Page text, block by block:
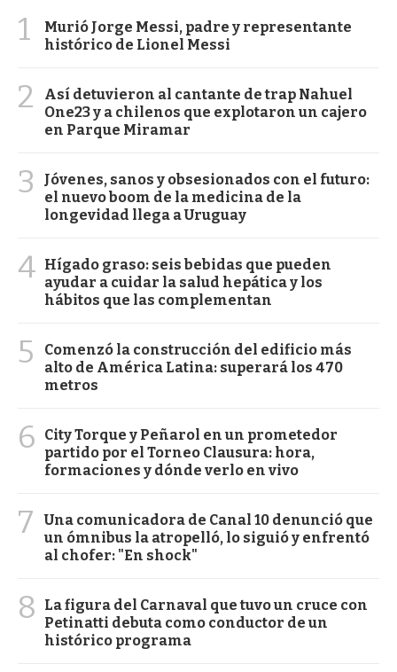
1
Murió Jorge Messi, padre y representante
histórico de Lionel Messi
2
Así detuvieron al cantante de trap Nahuel
One23 y a chilenos que explotaron un cajero
en Parque Miramar
3
Jóvenes, sanos y obsesionados con el futuro:
el nuevo boom de la medicina de la
longevidad llega a Uruguay
4 Hígado graso: seis bebidas que pueden
ayudar a cuidar la salud hepática y los
hábitos que las complementan
5
Comenzó la construcción del edificio más
alto de América Latina: superará los 470
metros
6
City Torque y Peñarol en un prometedor
partido por el Torneo Clausura: hora,
formaciones y dónde verlo en vivo
7
Una comunicadora de Canal 10 denunció que
un ómnibus la atropelló, lo siguió y enfrentó
al chofer: "En shock"
8
La figura del Carnaval que tuvo un cruce con
Petinatti debuta como conductor de un
histórico programa